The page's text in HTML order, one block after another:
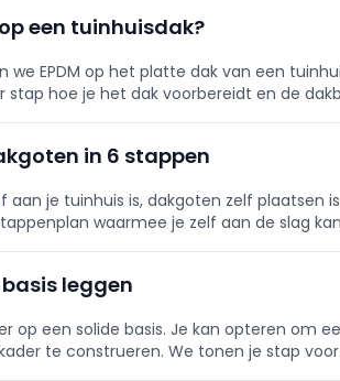
een tuinhuisdak?
we EPDM op het platte dak van een
stap hoe je het dak voorbereidt en de
in 6 stappen
je tuinhuis is, dakgoten zelf plaatsen
waarmee je zelf aan de slag
leggen
op een solide basis. Je kan opteren om
te construeren. We tonen je stap